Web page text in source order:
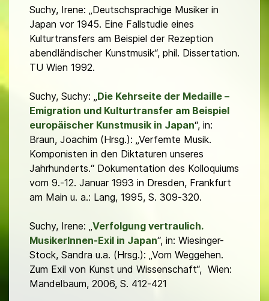
Suchy, Irene: „Deutschsprachige Musiker in
Japan vor 1945. Eine Fallstudie eines
Kulturtransfers am Beispiel der Rezeption
abendländischer Kunstmusik“, phil. Dissertation.
TU Wien 1992.
Suchy, Suchy: „Die Kehrseite der Medaille –
Emigration und Kulturtransfer am Beispiel
europäischer Kunstmusik in Japan“, in:
Braun, Joachim (Hrsg.): „Verfemte Musik.
Komponisten in den Diktaturen unseres
Jahrhunderts.“ Dokumentation des Kolloquiums
vom 9.-12. Januar 1993 in Dresden, Frankfurt
am Main u. a.: Lang, 1995, S. 309-320.
Suchy, Irene: „Verfolgung vertraulich.
MusikerInnen-Exil in Japan“, in: Wiesinger-
Stock, Sandra u.a. (Hrsg.): „Vom Weggehen.
Zum Exil von Kunst und Wissenschaft“, Wien:
Mandelbaum, 2006, S. 412-421